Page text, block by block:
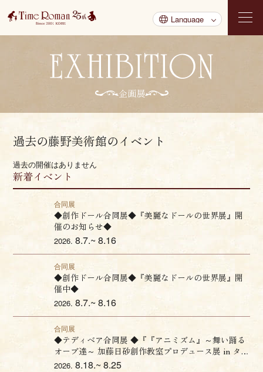
企画展
過去の藤野美術館のイベント
過去の開催はありません
新着イベント
合同展
◆創作ドール合同展◆『美麗なドールの世界展』開
催のお知らせ◆
2026.8.7.~ 8.16
合同展
◆創作ドール合同展◆『美麗なドールの世界展』開
催中◆
2026.8.7.~ 8.16
合同展
◆テディベア合同展 ◆『『アニミズム』～舞い踊る
オーブ達～ 加藤日砂創作教室プロデュース展 in タイ
ムロマン』開催のお知らせ♦
2026.8.18.~ 8.25